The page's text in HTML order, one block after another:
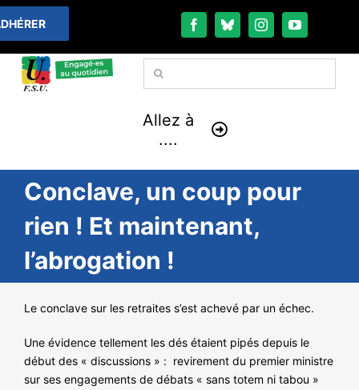
Passer
au
contenu
Rechercher:
Allez à
....
À LA UNE
THÉMATIQUES
LA VIE FÉDÉRALE
NOS ACTIONS
Conclave, un coup pour
rien ! Et maintenant,
l’abrogation !
Le conclave sur les retraites s’est achevé par un échec.
Une évidence tellement les dés étaient pipés depuis le
début des « discussions » : revirement du premier ministre
sur ses engagements de débats « sans totem ni tabou »